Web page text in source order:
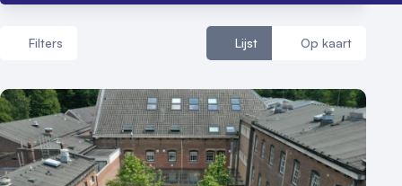
Meld locatie aan
Nieuws
Reviews (5⭐️)
Contact
Filters Lijst Op kaart
Aantal zalen
1 - 5 zalen
6 - 10 zalen